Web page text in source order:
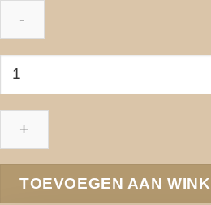
BG-
aantal
TOEVOEGEN AAN